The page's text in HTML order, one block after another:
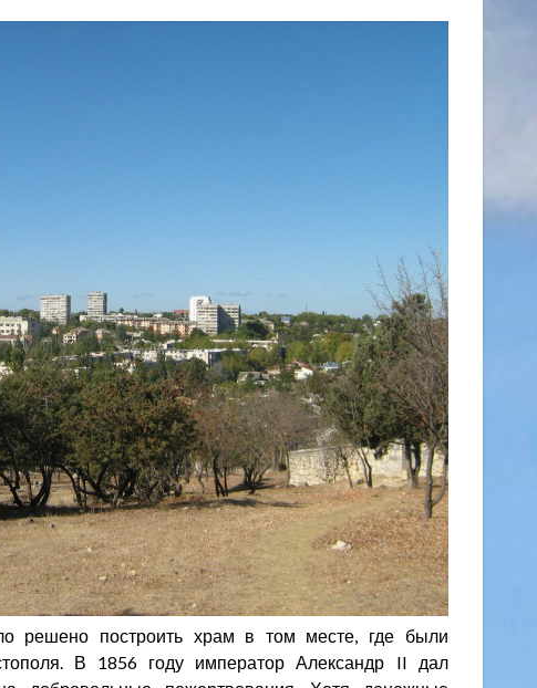
решено построить храм в том месте, где были
В 1856 году император Александр II дал